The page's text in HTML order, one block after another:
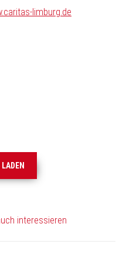
limburg.de
interessieren